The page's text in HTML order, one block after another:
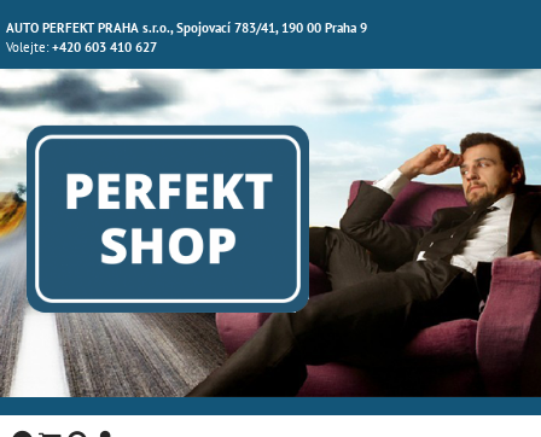
AUTO PERFEKT PRAHA s.r.o., Spojovací 783/41, 190 00 Praha 9
Volejte:+420 603 410 627